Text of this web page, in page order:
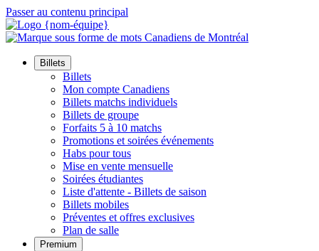
Passer au contenu principal
Billets
Billets
Mon compte Canadiens
Billets matchs individuels
Billets de groupe
Forfaits 5 à 10 matchs
Promotions et soirées événements
Habs pour tous
Mise en vente mensuelle
Soirées étudiantes
Liste d'attente - Billets de saison
Billets mobiles
Préventes et offres exclusives
Plan de salle
Premium